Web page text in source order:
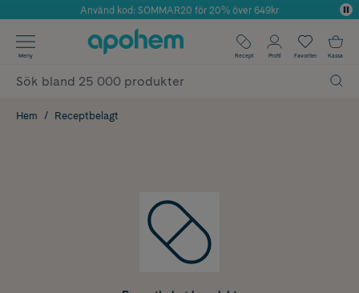
Årets Butik 2025 inom Skönhet
Använd kod: SOMMAR20 för 20% över 649kr
✓ Fri frakt
✓ Poäng på alla köp*
Meny Recept Profil Favoriter Kassa
Hem Receptbelagt